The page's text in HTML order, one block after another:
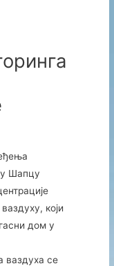
у Шапцу
који
дом у
ваздуха се